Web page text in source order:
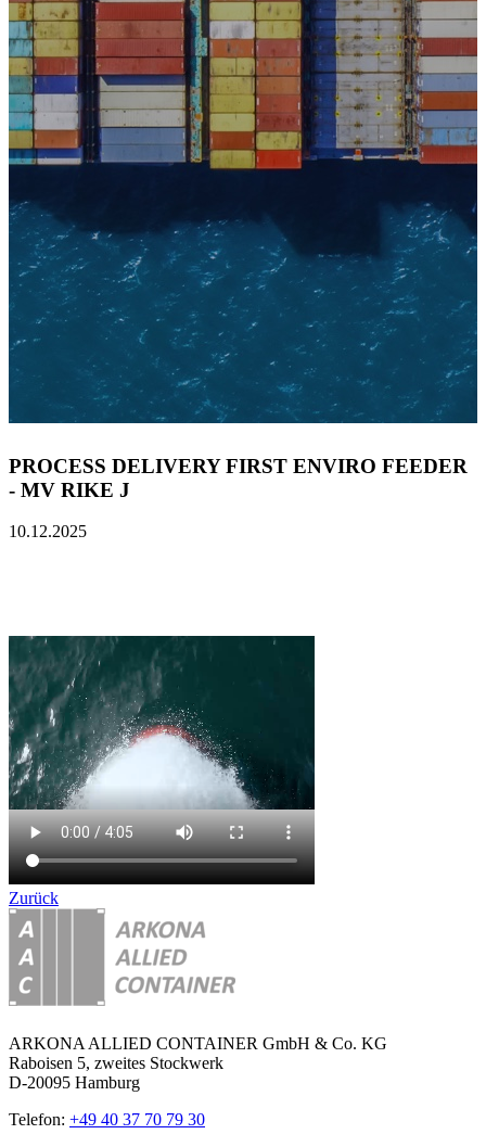
PROCESS DELIVERY FIRST ENVIRO FEEDER
- MV RIKE J
10.12.2025
Zurück
ARKONA ALLIED CONTAINER GmbH & Co. KG
Raboisen 5, zweites Stockwerk
D-20095 Hamburg
Telefon: +49 40 37 70 79 30